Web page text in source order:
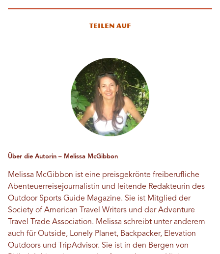
Teilen auf
Über die Autorin – Melissa McGibbon
Melissa McGibbon ist eine preisgekrönte freiberufliche
Abenteuerreisejournalistin und leitende Redakteurin des
Outdoor Sports Guide Magazine. Sie ist Mitglied der
Society of American Travel Writers und der Adventure
Travel Trade Association. Melissa schreibt unter anderem
auch für Outside, Lonely Planet, Backpacker, Elevation
Outdoors und TripAdvisor. Sie ist in den Bergen von